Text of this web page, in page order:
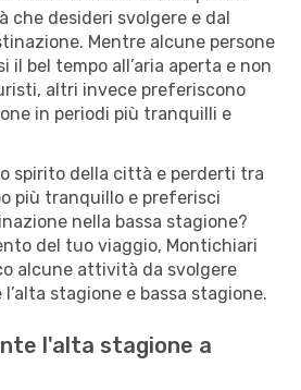
che desideri svolgere e dal
Mentre alcune persone
il bel tempo all’aria aperta e non
altri invece preferiscono
in periodi più tranquilli e
spirito della città e perderti tra
più tranquillo e preferisci
nella bassa stagione?
del tuo viaggio, Montichiari
alcune attività da svolgere
stagione e bassa stagione.
l'alta stagione a